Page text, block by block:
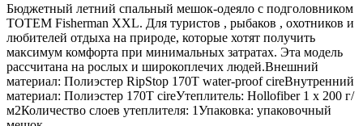
Бюджетный летний спальный мешок-одеяло с подголовником
TOTEM Fisherman XXL. Для туристов , рыбаков , охотников и
любителей отдыха на природе, которые хотят получить
максимум комфорта при минимальных затратах. Эта модель
рассчитана на рослых и широкоплечих людей.Внешний
материал: Полиэстер RipStop 170Т water-proof cireВнутренний
материал: Полиэстер 170T cireУтеплитель: Hollofiber 1 x 200 г/
м2Количество слоев утеплителя: 1Упаковка: упаковочный